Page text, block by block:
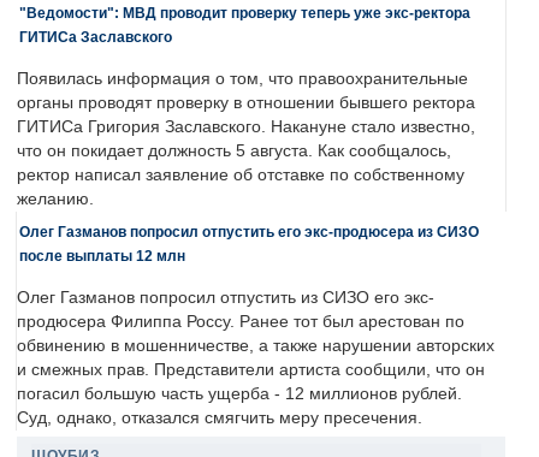
"Ведомости": МВД проводит проверку теперь уже экс-ректора
ГИТИСа Заславского
Появилась информация о том, что правоохранительные
органы проводят проверку в отношении бывшего ректора
ГИТИСа Григория Заславского. Накануне стало известно,
что он покидает должность 5 августа. Как сообщалось,
ректор написал заявление об отставке по собственному
желанию.
Олег Газманов попросил отпустить его экс-продюсера из СИЗО
после выплаты 12 млн
Олег Газманов попросил отпустить из СИЗО его экс-
продюсера Филиппа Россу. Ранее тот был арестован по
обвинению в мошенничестве, а также нарушении авторских
и смежных прав. Представители артиста сообщили, что он
погасил большую часть ущерба - 12 миллионов рублей.
Суд, однако, отказался смягчить меру пресечения.